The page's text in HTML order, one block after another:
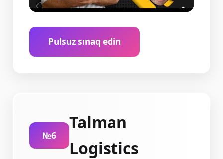
Pulsuz sınaq edin
№6
Talman
Logistics